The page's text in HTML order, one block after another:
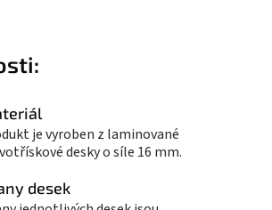
je vyroben z laminované
desky o síle 16 mm.
desek